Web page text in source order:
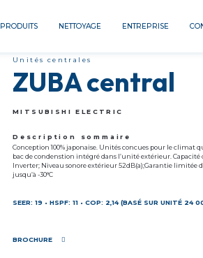
PRODUITS NETTOYAGE ENTREPRISE
Unités centrales
ZUBA central
MITSUBISHI ELECTRIC
Description sommaire
Conception 100% japonaise. Unités concues pour le
bac de condenstion intégré dans l’unité extérieur. Capacité
Inverter; Niveau sonore extérieur 52dB(a);Garantie limitée
jusqu’à -30°C
SEER: 19 • HSPF: 11 • COP: 2,14 (BASÉ SUR UNITÉ 24
BROCHURE